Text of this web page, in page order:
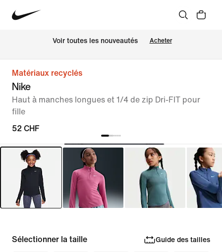
Voir toutes les nouveautés Acheter
Matériaux recyclés
Nike
Haut à manches longues et 1/4 de zip Dri-FIT pour
fille
52 CHF
Sélectionner la taille Guide des tailles